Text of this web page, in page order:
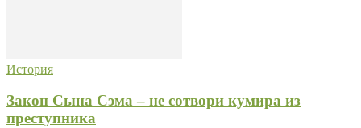
История
Закон Сына Сэма – не сотвори кумира из
преступника